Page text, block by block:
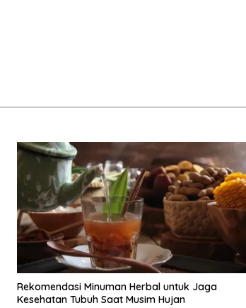
Rekomendasi Minuman Herbal untuk Jaga
Kesehatan Tubuh Saat Musim Hujan